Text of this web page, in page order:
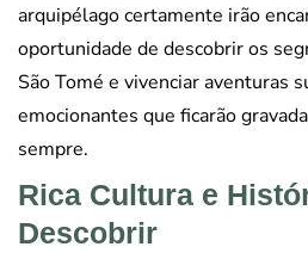
arquipélago certamente irão
oportunidade de descobrir os
São Tomé e vivenciar aventuras
emocionantes que ficarão
sempre.
Rica Cultura e
Descobrir